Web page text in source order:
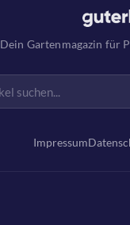
Dein Gartenmagazin für
Impressum